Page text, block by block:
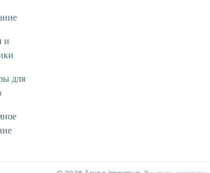
и
для